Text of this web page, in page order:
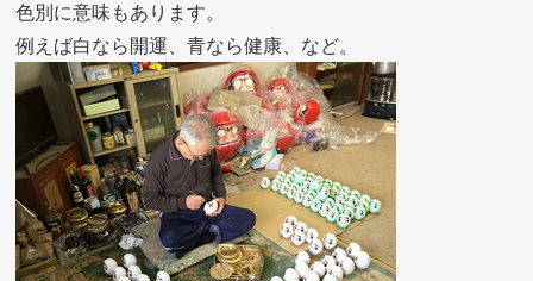
色別に意味もあります。
例えば白なら開運、青なら健康、など。